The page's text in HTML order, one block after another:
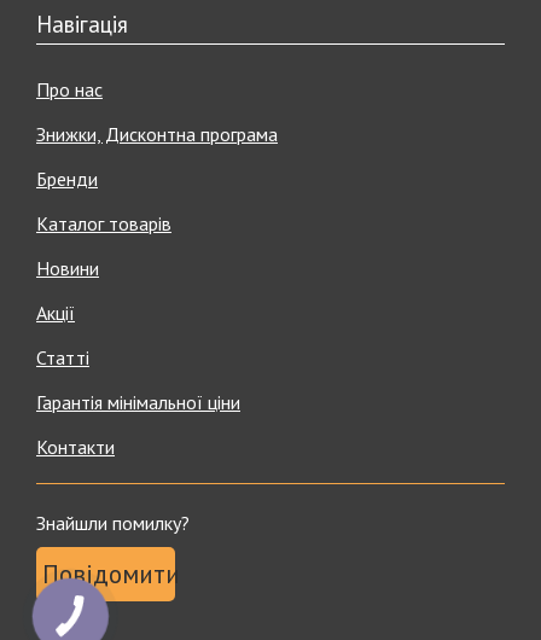
Навігація
Про нас
Знижки, Дисконтна програма
Бренди
Каталог товарів
Новини
Акції
Статті
Гарантія мінімальної ціни
Контакти
Знайшли помилку?
Повідомити